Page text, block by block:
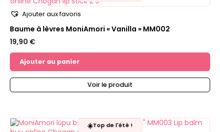
Ajouter aux favoris
Baume à lèvres MoniAmori « Vanilla » MM002
19,90 €
Ajouter au panier
Voir le produit
☀️Top de l'été !